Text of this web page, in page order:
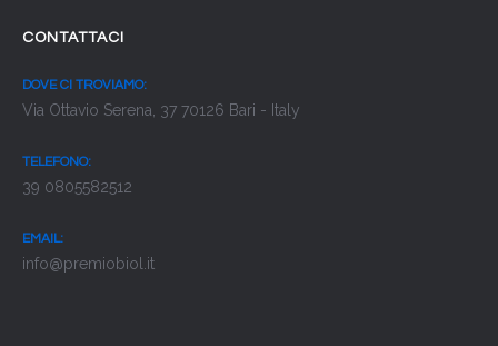
CONTATTACI
DOVE CI TROVIAMO:
Via Ottavio Serena, 37 70126 Bari - Italy
TELEFONO:
39 0805582512
EMAIL:
info@premiobiol.it